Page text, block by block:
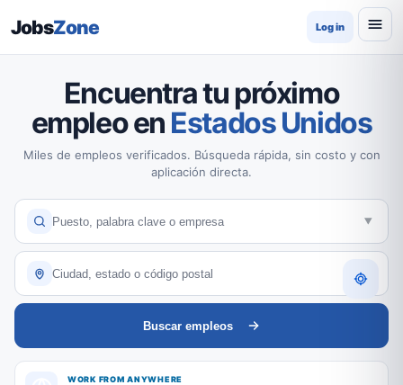
JobsZone Log in
Encuentra tu próximo
empleo en Estados Unidos
Miles de empleos verificados. Búsqueda rápida, sin costo y con
aplicación directa.
Buscar empleos
WORK FROM ANYWHERE